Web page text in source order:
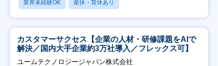
業界未経験OK 産休・育休あり
カスタマーサクセス【企業の人材・研修課題をAIで
解決／国内大手企業約3万社導入／フレックス可】
ユームテクノロジージャパン株式会社